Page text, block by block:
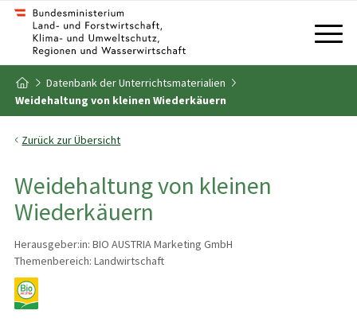
Zum Inhalt
Zum Inhaltsverzeichnis
Zur Startseite
Datenbank der Unterrichtsmaterialien
Weidehaltung von kleinen Wiederkäuern
Zurück zur Übersicht
Weidehaltung von kleinen
Wiederkäuern
Herausgeber:in: BIO AUSTRIA Marketing GmbH
Themenbereich: Landwirtschaft